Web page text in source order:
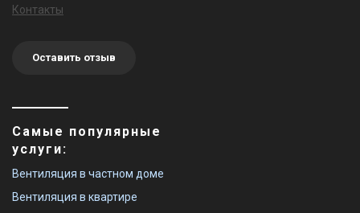
Контакты
Оставить отзыв
Самые популярные
услуги:
Вентиляция в частном доме
Вентиляция в квартире